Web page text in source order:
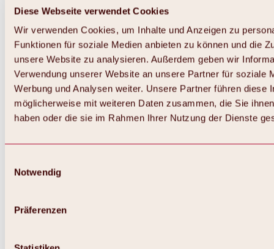
Diese Webseite verwendet Cookies
Wir verwenden Cookies, um Inhalte und Anzeigen zu
Funktionen für soziale Medien anbieten zu können und die
unsere Website zu analysieren. Außerdem geben wir
Verwendung unserer Website an unsere Partner für soziale
Werbung und Analysen weiter. Unsere Partner führen diese
möglicherweise mit weiteren Daten zusammen, die Sie
haben oder die sie im Rahmen Ihrer Nutzung der Dienste
Notwendig
Präferenzen